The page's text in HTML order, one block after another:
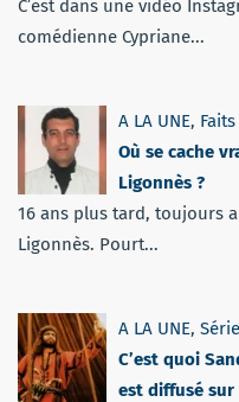
C’est dans une vidéo
comédienne Cypriane...
A LA UNE,
Où se cache
Ligonnès ?
16 ans plus tard, toujours
Ligonnès. Pourt...
A LA UNE,
C’est quoi
est diffusé sur